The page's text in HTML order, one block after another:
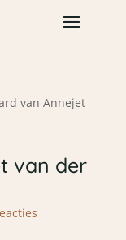
van Annejet
van der